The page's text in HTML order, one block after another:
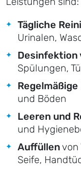
Tägliche
Urinalen,
Desinfektion
Spülungen,
und Böden
Leeren und
und
Auffüllenvon
Seife,